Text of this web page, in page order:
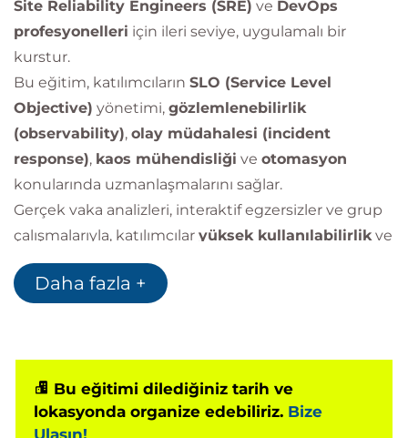
Site Reliability Engineers (SRE) ve DevOps
profesyonelleri için ileri seviye, uygulamalı bir
kurstur.
Bu eğitim, katılımcıların SLO (Service Level
Objective) yönetimi, gözlemlenebilirlik
(observability), olay müdahalesi (incident
response), kaos mühendisliği ve otomasyon
konularında uzmanlaşmalarını sağlar.
Gerçek vaka analizleri, interaktif egzersizler ve grup
çalışmalarıyla, katılımcılar yüksek kullanılabilirlikve
hata toleransı yüksek
becerilerini geliştirir.
sertifikasyon otoritesiPeopleCert’ünyetkili eğitim
ortağı (Accredited Training Organisation – ATO)
olarak resmi akreditasyona sahiptir.
Daha fazla +
Bu eğitimi dilediğiniz tarih ve
lokasyonda organize edebiliriz. Bize
Ulaşın!